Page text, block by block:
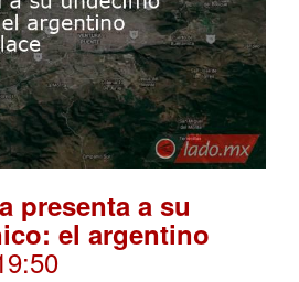
presenta a su
el argentino